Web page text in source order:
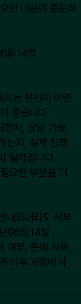
한 내용이 충분히
월14일
는 본인이 어떤
좋습니다.
지, 상담 가능
는지, 실제 진행
달라집니다.
요한 부분을 더
내되더라도 세부
06월14일
여부, 준비 자료,
이후 과정에서